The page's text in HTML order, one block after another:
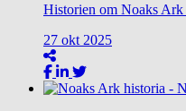
Historien om Noaks Ark
27 okt 2025